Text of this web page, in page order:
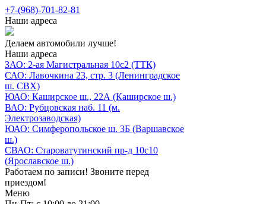
+7-(968)-701-82-81
Наши адреса
Делаем автомобили лучше!
Наши адреса
ЗАО: 2-ая Магистральная 10с2 (ТТК)
САО: Лавочкина 23, стр. 3 (Ленинградское
ш. СВХ)
ЮАО: Каширское ш., 22А (Каширское ш.)
ВАО: Рубцовская наб. 11 (м.
Электрозаводская)
ЮАО: Симферопольское ш. 3Б (Варшавское
ш.)
СВАО: Староватутинский пр-д 10с10
(Ярославское ш.)
Работаем по записи! Звоните перед
приездом!
Меню